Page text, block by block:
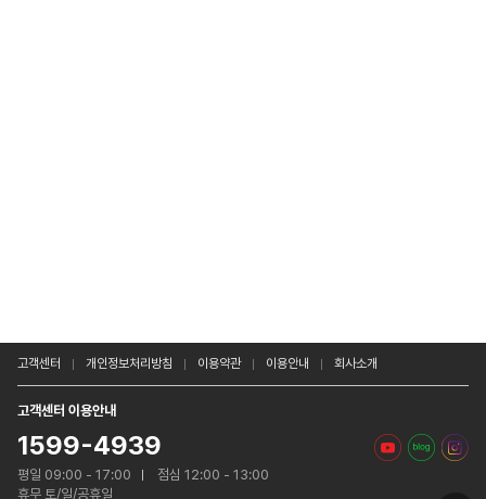
고객센터 개인정보처리방침 이용약관 이용안내 회사소개
고객센터 이용안내
1599-4939
평일 09:00 - 17:00
점심 12:00 - 13:00
휴무 토/일/공휴일